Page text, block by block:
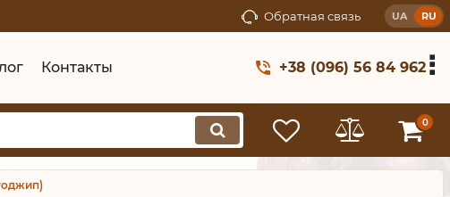
Обратная связь UA RU
Контакты +38 (096) 56 84 962
0